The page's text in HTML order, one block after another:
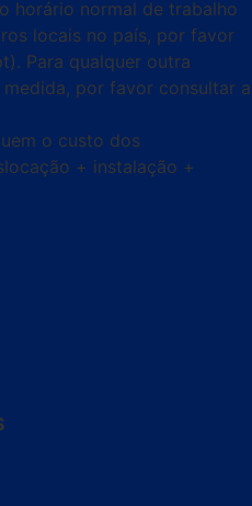
horário normal de trabalho
locais no país, por favor
Para qualquer outra
por favor consultar a
o custo dos
+ instalação +